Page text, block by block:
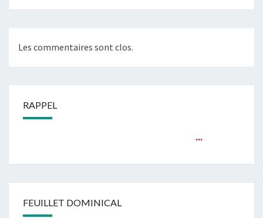
Les commentaires sont clos.
RAPPEL
FEUILLET DOMINICAL